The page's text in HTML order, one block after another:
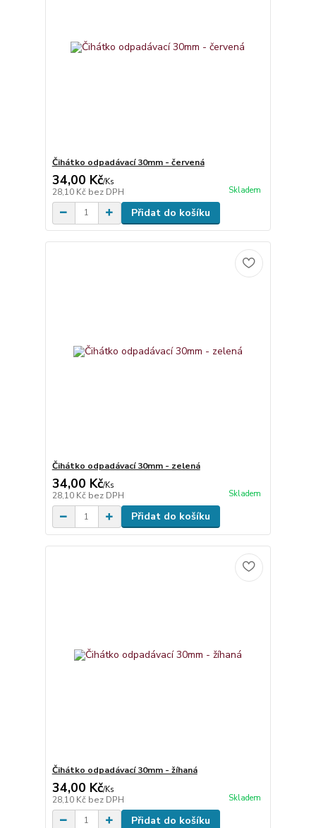
Čihátko odpadávací 30mm - červená
34,00 Kč/Ks
28,10 Kč bez DPH Skladem
Přidat do košíku
Čihátko odpadávací 30mm - zelená
34,00 Kč/Ks
28,10 Kč bez DPH Skladem
Přidat do košíku
Čihátko odpadávací 30mm - žíhaná
34,00 Kč/Ks
28,10 Kč bez DPH Skladem
Přidat do košíku